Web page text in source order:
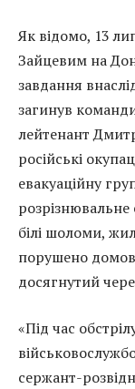
Як відомо, 13
Зайцевим на
завдання
загинув
лейтенант
російські
евакуаційну
розрізнювальне
білі шоломи,
порушено
досягнутий
«Під час
сержант-